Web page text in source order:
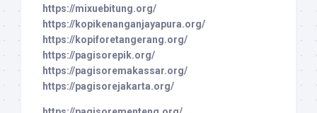
https://mixuebitung.org/
https://kopikenanganjayapura.org/
https://kopiforetangerang.org/
https://pagisorepik.org/
https://pagisoremakassar.org/
https://pagisorejakarta.org/